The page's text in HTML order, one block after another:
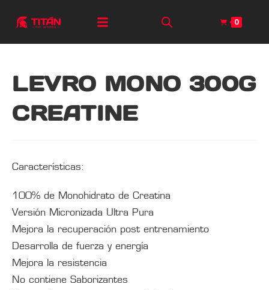
0
LEVRO MONO 300G
CREATINE
Características:
100% de Monohidrato de Creatina
Versión Micronizada Ultra Pura
Mejora la recuperación post entrenamiento
Desarrolla de fuerza y energía
Mejora la resistencia
No contiene Saborizantes